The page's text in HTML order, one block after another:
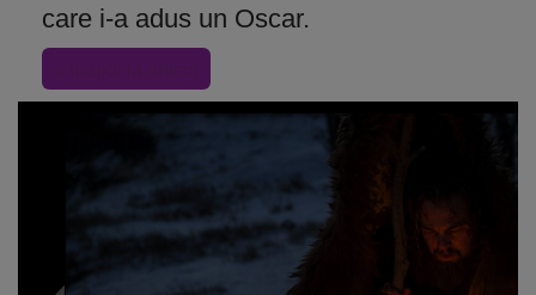
care i-a adus un Oscar.